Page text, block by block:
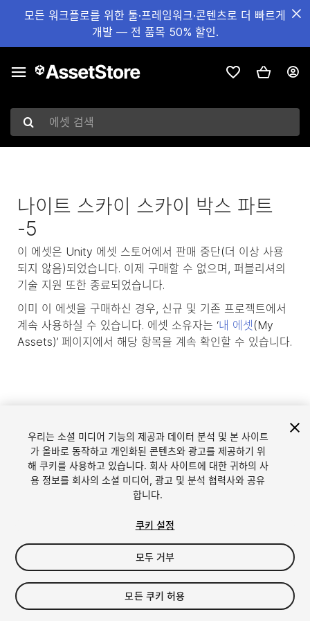
모든 워크플로를 위한 툴·프레임워크·콘텐츠로 더 빠르게
개발 — 전 품목 50% 할인.
에셋 검색
나이트 스카이 스카이 박스 파트
-5
이 에셋은 Unity 에셋 스토어에서 판매 중단(더 이상 사용
되지 않음)되었습니다. 이제 구매할 수 없으며, 퍼블리셔의
기술 지원 또한 종료되었습니다.
이미 이 에셋을 구매하신 경우, 신규 및 기존 프로젝트에서
계속 사용하실 수 있습니다. 에셋 소유자는 ‘내 에셋 (My
Assets)’ 페이지에서 해당 항목을 계속 확인할 수 있습니다.
简体中文
日本語
Unity에서 에셋 판매
에셋 등록 가이드라인
퍼블리셔 로그인
자주 묻는 질문
우리는 소셜 미디어 기능의 제공과 데이터 분석 및 본 사이트
가 올바로 동작하고 개인화된 콘텐츠와 광고를 제공하기 위
해 쿠키를 사용하고 있습니다. 회사 사이트에 대한 귀하의 사
용 정보를 회사의 소셜 미디어, 광고 및 분석 협력사와 공유
합니다.
쿠키 설정
모두 거부
모든 쿠키 허용